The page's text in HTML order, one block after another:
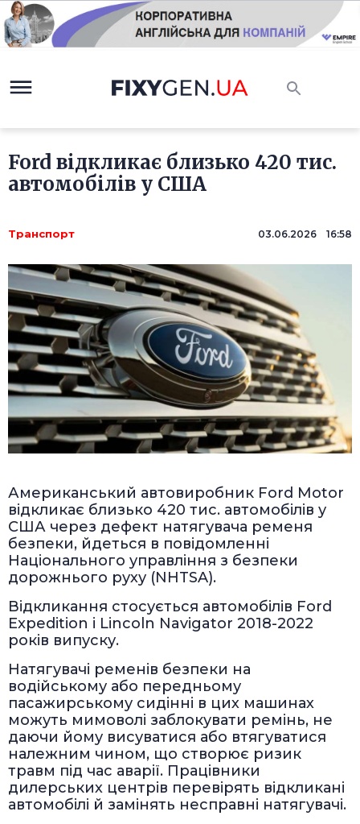
Ford відкликає близько 420 тис.
автомобілів у США
Транспорт 03.06.2026 16:58
Американський автовиробник Ford Motor
відкликає близько 420 тис. автомобілів у
США через дефект натягувача ременя
безпеки, йдеться в повідомленні
Національного управління з безпеки
дорожнього руху (NHTSA).
Відкликання стосується автомобілів Ford
Expedition і Lincoln Navigator 2018-2022
років випуску.
Натягувачі ременів безпеки на
водійському або передньому
пасажирському сидінні в цих машинах
можуть мимоволі заблокувати ремінь, не
даючи йому висуватися або втягуватися
належним чином, що створює ризик
травм під час аварії. Працівники
дилерських центрів перевірять відкликані
автомобілі й замінять несправні натягувачі.